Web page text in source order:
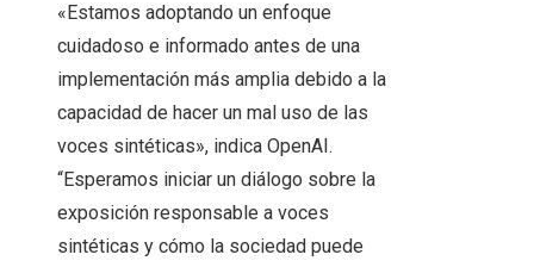
«Estamos adoptando un enfoque
cuidadoso e informado antes de una
implementación más amplia debido a la
capacidad de hacer un mal uso de las
voces sintéticas», indica OpenAI.
“Esperamos iniciar un diálogo sobre la
exposición responsable a voces
sintéticas y cómo la sociedad puede